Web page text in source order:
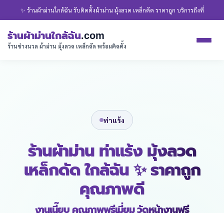
✨ ร้านผ้าม่านใกล้ฉัน รับติดตั้งผ้าม่าน มุ้งลวด เหล็กดัด ราคาถูก บริการถึงที่
ร้านผ้าม่านใกล้ฉัน.com
ร้านช่างนวล ผ้าม่าน มุ้งลวด เหล็กดัด พร้อมติดตั้ง
ท่าแร้ง
ร้านผ้าม่าน ท่าแร้ง มุ้งลวด
เหล็กดัด ใกล้ฉัน ✨ ราคาถูก
คุณภาพดี
งานเนี๊ยบ คุณภาพพรีเมี่ยม วัดหน้างานฟรี